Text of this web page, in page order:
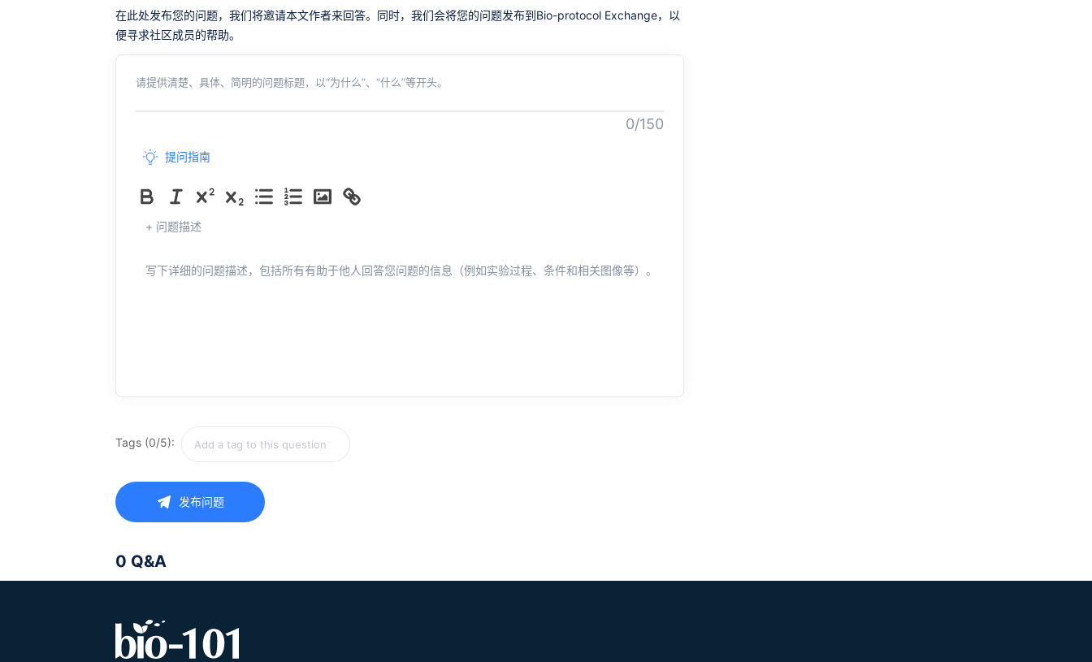
在此处发布您的问题，我们将邀请本文作者来回答。同时，我们会将您的问题发布到Bio-protocol Exchange，以
便寻求社区成员的帮助。
请提供清楚、具体、简明的问题标题，以“为什么”、“什么”等开头。
0/150
提问指南
+ 问题描述
写下详细的问题描述，包括所有有助于他人回答您问题的信息（例如实验过程、条件和相关图像等）。
Tags (0/5):
发布问题
0 Q&A